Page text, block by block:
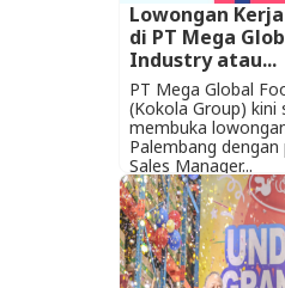
Lowongan
di PT Mega
Industry atau...
PT Mega Global
(Kokola Group) kini
membuka
Palembang dengan
Sales Manager...